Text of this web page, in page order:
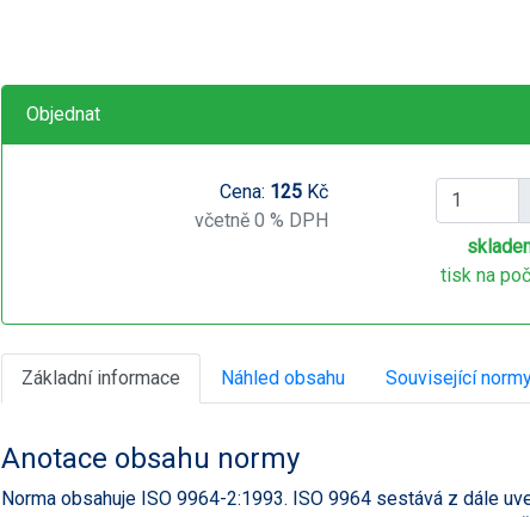
Objednat
Cena: 125Kč
včetně 0 % DPH
tisk na
Základní informace Náhled obsahu Související
Anotace obsahu normy
Norma obsahuje ISO 9964-2:1993. ISO 9964 sestává z dále